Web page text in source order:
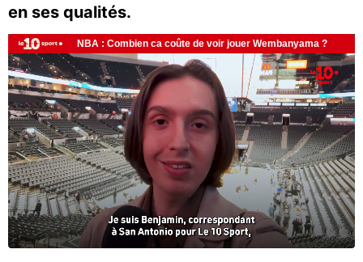
en ses qualités.